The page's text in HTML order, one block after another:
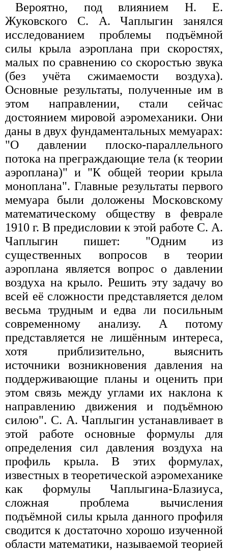
Вероятно, под влиянием Н. Е.
Жуковского С. А. Чаплыгин занялся
исследованием проблемы подъёмной
силы крыла аэроплана при скоростях,
малых по сравнению со скоростью звука
(без учёта сжимаемости воздуха).
Основные результаты, полученные им в
этом направлении, стали сейчас
достоянием мировой аэромеханики. Они
даны в двух фундаментальных мемуарах:
"О давлении плоско-параллельного
потока на преграждающие тела (к теории
аэроплана)" и "К общей теории крыла
моноплана". Главные результаты первого
мемуара были доложены Московскому
математическому обществу в феврале
1910 г. В предисловии к этой работе С. А.
Чаплыгин пишет: "Одним из
существенных вопросов в теории
аэроплана является вопрос о давлении
воздуха на крыло. Решить эту задачу во
всей её сложности представляется делом
весьма трудным и едва ли посильным
современному анализу. А потому
представляется не лишённым интереса,
хотя приблизительно, выяснить
источники возникновения давления на
поддерживающие планы и оценить при
этом связь между углами их наклона к
направлению движения и подъёмною
силою". С. А. Чаплыгин устанавливает в
этой работе основные формулы для
определения сил давления воздуха на
профиль крыла. В этих формулах,
известных в теоретической аэромеханике
как формулы Чаплыгина-Блазиуса,
сложная проблема вычисления
подъёмной силы крыла данного профиля
сводится к достаточно хорошо изученной
области математики, называемой теорией